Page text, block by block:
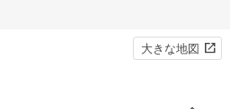
大きな地図